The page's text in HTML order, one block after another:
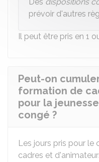
prévoir d'autres
Il peut être pris en 1
Peut-on
formation de
pour la
congé ?
Les jours pris pour
cadres et